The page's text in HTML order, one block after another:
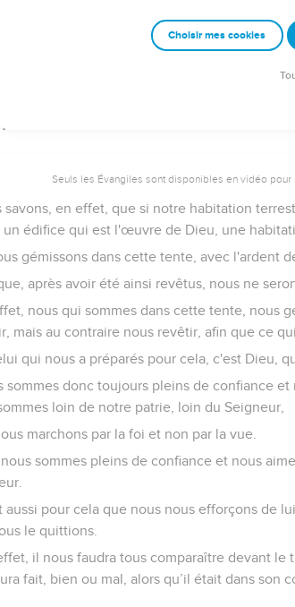
nous regardons non pas à ce qui est visible,
Seuls les Évangiles sont disponibles en vidéo pour
savons, en effet, que si notre habitation
un édifice qui est l'œuvre de Dieu, une
gémissons dans cette tente, avec l'ardent
après avoir été ainsi revêtus, nous ne
nous qui sommes dans cette tente, nous
mais au contraire nous revêtir, afin que ce
qui nous a préparés pour cela, c'est Dieu,
sommes donc toujours pleins de confiance
loin de notre patrie, loin du Seigneur,
marchons par la foi et non par la vue.
sommes pleins de confiance et nous
aussi pour cela que nous nous efforçons de
le quittions.
il nous faudra tous comparaître devant
fait, bien ou mal, alors qu’il était dans son
Choisir mes cookies